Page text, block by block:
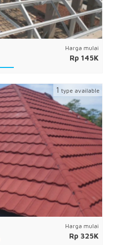
Harga mulai
Rp 145K
Harga mulai
Rp 325K
1 type available